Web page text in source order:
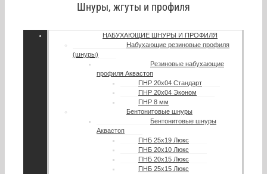
Шнуры, жгуты и профиля
НАБУХАЮЩИЕ ШНУРЫ И ПРОФИЛЯ
Набухающие резиновые профиля
(шнуры)
Резиновые набухающие
профиля Аквастоп
ПНР 20х04 Стандарт
ПНР 20х04 Эконом
ПНР 8 мм
Бентонитовые шнуры
Бентонитовые шнуры
Аквастоп
ПНБ 25х19 Люкс
ПНБ 20х10 Люкс
ПНБ 20х15 Люкс
ПНБ 25х15 Люкс